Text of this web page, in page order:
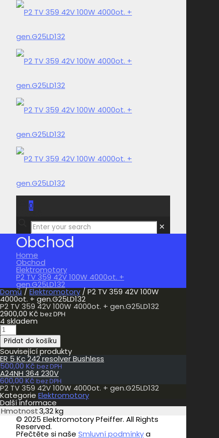
0
0,00 Kč
✕
Obchod
Home
Obchod
Elektromotory
P2 TV 359 42V 100W 4000ot. +
gen.G25LD132
Domů / Elektromotory / P2 TV 359 42V 100W
4000ot. + gen.G25LD132
P2 TV 359 42V 100W 4000ot. + gen.G25LD132
2900,00 Kč bez DPH
4 skladem
P2
TV
359
42V
100W
4000ot.
+
gen.G25LD132
množství
Přidat do košíku
Související produkty
ER 5 Kc 242 resolver Bushless
500,00 Kč bez DPH
A24NH 364 230V
600,00 Kč bez DPH
P2 TV 359 42V 100W 4000ot. + gen.G25LD132
Kategorie Elektromotory
Další informace
Hmotnost3,32 kg
© 2025 Elektromotory Pfeiffer. All Rights
Reserved.
Přečtěte si naše Smluvní podmínkya